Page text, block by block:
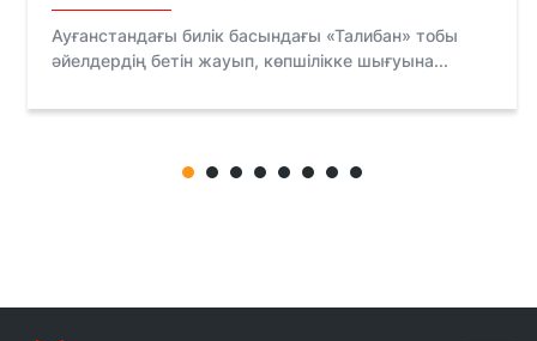
Ауғанстандағы билік басындағы «Талибан» тобы
әйелдердің бетін жауып, көпшілікке шығуына...